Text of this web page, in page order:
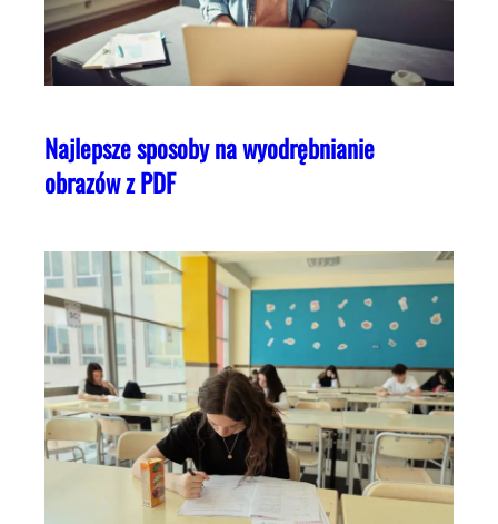
Najlepsze sposoby na wyodrębnianie
obrazów z PDF